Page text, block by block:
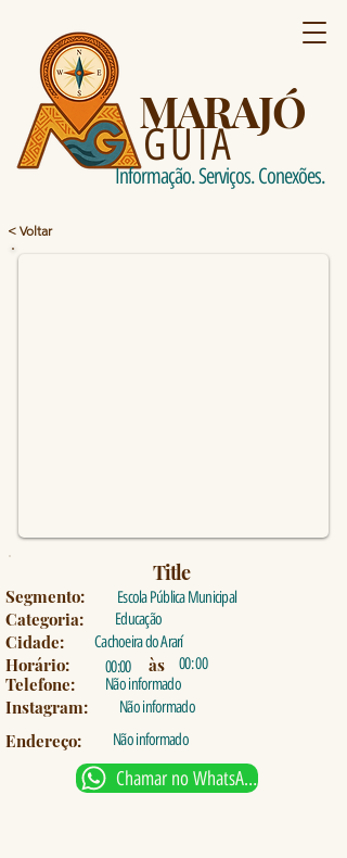
MARAJÓ
GUIA
Informação. Serviços. Conexões.
< Voltar
Title
Segmento: Escola Pública Municipal
Categoria: Educação
Cidade: Cachoeira do Ararí
Horário: 00:00 às 00: 00
Telefone: Não informado
Instagram: Não informado
Endereço: Não informado
Chamar no WhatsApp